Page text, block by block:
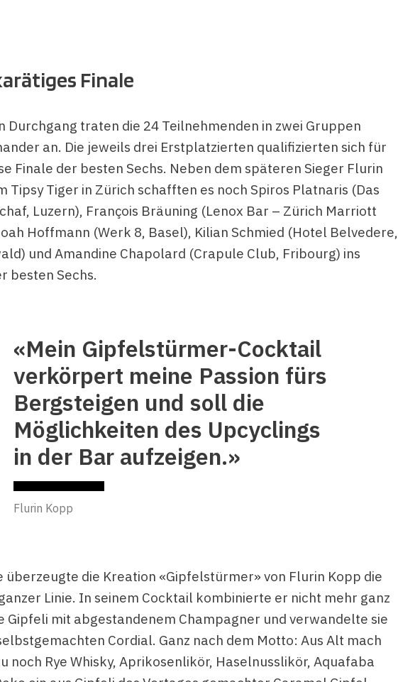
Finale
Durchgang traten die 24 Teilnehmenden in zwei Gruppen
an. Die jeweils drei Erstplatzierten qualifizierten sich für
Finale der besten Sechs. Neben dem späteren Sieger Flurin
Tipsy Tiger in Zürich schafften es noch Spiros Platnaris (Das
Luzern), François Bräuning (Lenox Bar – Zürich Marriott
Hoffmann (Werk 8, Basel), Kilian Schmied (Hotel Belvedere,
und Amandine Chapolard (Crapule Club, Fribourg) ins
besten Sechs.
«Mein Gipfelstürmer-Cocktail
verkörpert meine Passion fürs
Bergsteigen und soll die
Möglichkeiten des Upcyclings
in der Bar aufzeigen.»
Flurin Kopp
überzeugte die Kreation «Gipfelstürmer» von Flurin Kopp die
Linie. In seinem Cocktail kombinierte er nicht mehr ganz
Gipfeli mit abgestandenem Champagner und verwandelte sie
Cordial. Ganz nach dem Motto: Aus Alt mach
noch Rye Whisky, Aprikosenlikör, Haselnusslikör, Aquafaba